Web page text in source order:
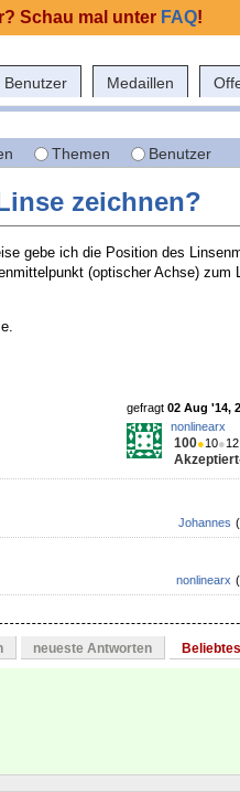
Benutzer Medaillen
Themen Benutzer
zeichnen?
gebe ich die Position des
(optischer Achse) zum
gefragt 02 Aug '14,
nonlinearx
100●10●12
Johannes
nonlinearx
neueste Antworten
Schau mal unter FAQ!